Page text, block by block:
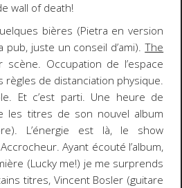
wall of death!
bières (Pietra en version
pub, juste un conseil d’ami).The
scène. Occupation de l’espace
règles de distanciation physique.
Et c’est parti. Une heure de
les titres de son nouvel album
L’énergie est là, le show
Ayant écouté l’album,
(Lucky me!) je me surprends
titres, Vincent Bosler (guitare